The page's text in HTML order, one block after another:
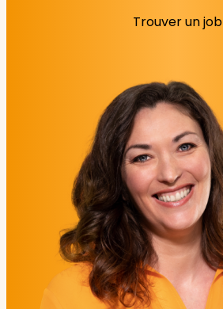
Trouver un job